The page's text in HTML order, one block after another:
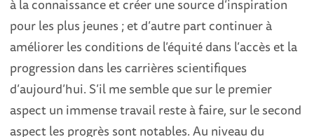
à la connaissance et créer une source d’inspiration
pour les plus jeunes ; et d’autre part continuer à
améliorer les conditions de l’équité dans l’accès et la
progression dans les carrières scientifiques
d’aujourd’hui. S’il me semble que sur le premier
aspect un immense travail reste à faire, sur le second
aspect les progrès sont notables. Au niveau du